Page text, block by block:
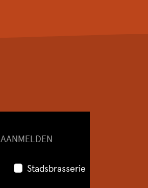
AANMELDEN
Stadsbrasserie